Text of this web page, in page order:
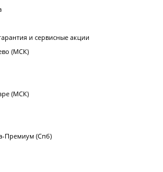
и сервисные акции
(МСК)
(МСК)
Премиум (Спб)